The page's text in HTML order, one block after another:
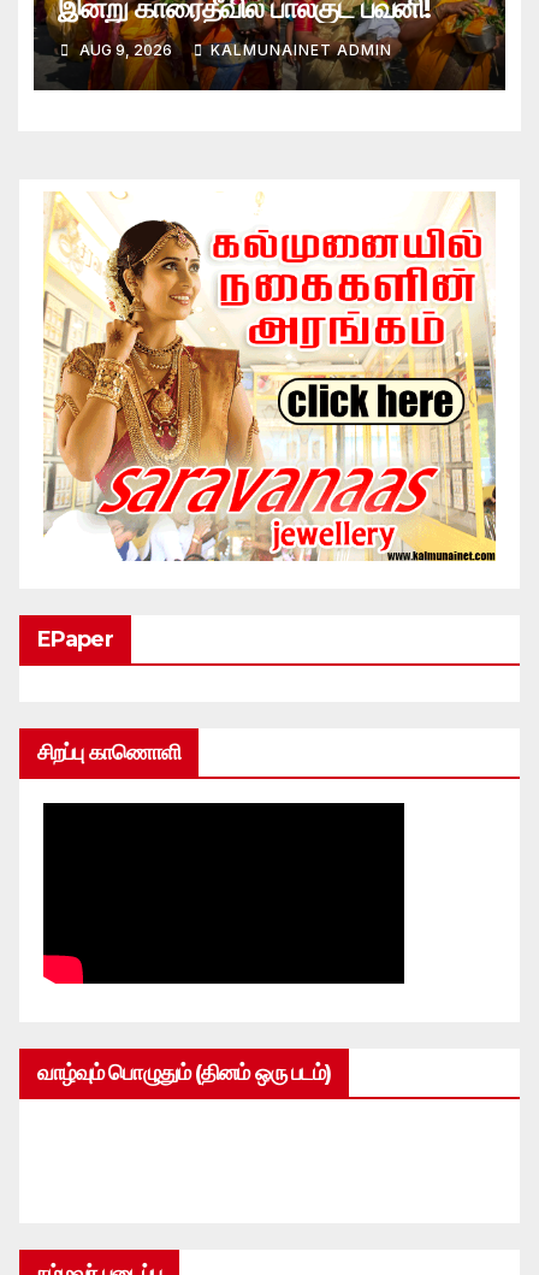
இன்று காரைதீவில் பால்குட பவனி!
AUG 9, 2026 KALMUNAINET ADMIN
EPaper
சிறப்பு காணொளி
வாழ்வும் பொழுதும் (தினம் ஒரு படம்)